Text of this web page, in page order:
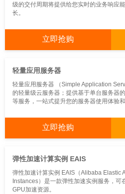
级的交付周期将提供给您实时的业务响应
长。
立即抢购
轻量应用服务器
轻量应用服务器 （Simple Application
的轻量级云服务器；提供基于单台服务器
等服务，一站式提升您的服务器使用体验和
立即抢购
弹性加速计算实例 EAIS
弹性加速计算实例 EAIS（Alibaba Elastic
Instances）是一款弹性加速实例服务，可
GPU加速资源。